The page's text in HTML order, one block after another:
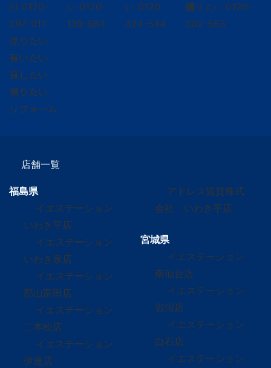
付 0120-
297-011
い 0120-
139-664
い 0120-
424-544
借り たい 0120-
302-563
売りたい
買いたい
貸したい
借りたい
リフォーム
店舗一覧
福島県
イエステーション
いわき平店
イエステーション
いわき泉店
イエステーション
郡山富田店
イエステーション
二本松店
イエステーション
伊達店
アドレス賃貸株式
会社 いわき平店
宮城県
イエステーション
南仙台店
イエステーション
岩沼店
イエステーション
白石店
イエステーション